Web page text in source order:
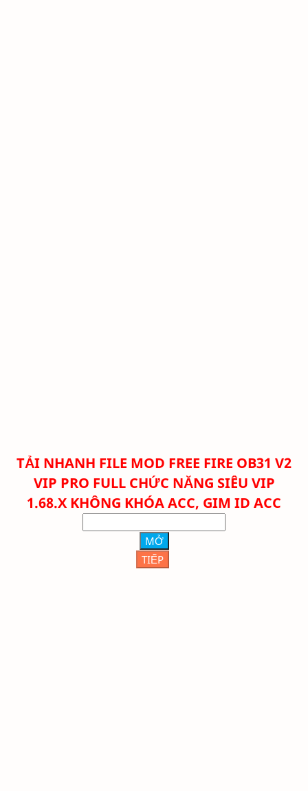
TẢI NHANH FILE MOD FREE FIRE OB31 V2
VIP PRO FULL CHỨC NĂNG SIÊU VIP
1.68.X KHÔNG KHÓA ACC, GIM ID ACC
MỞ
TIẾP